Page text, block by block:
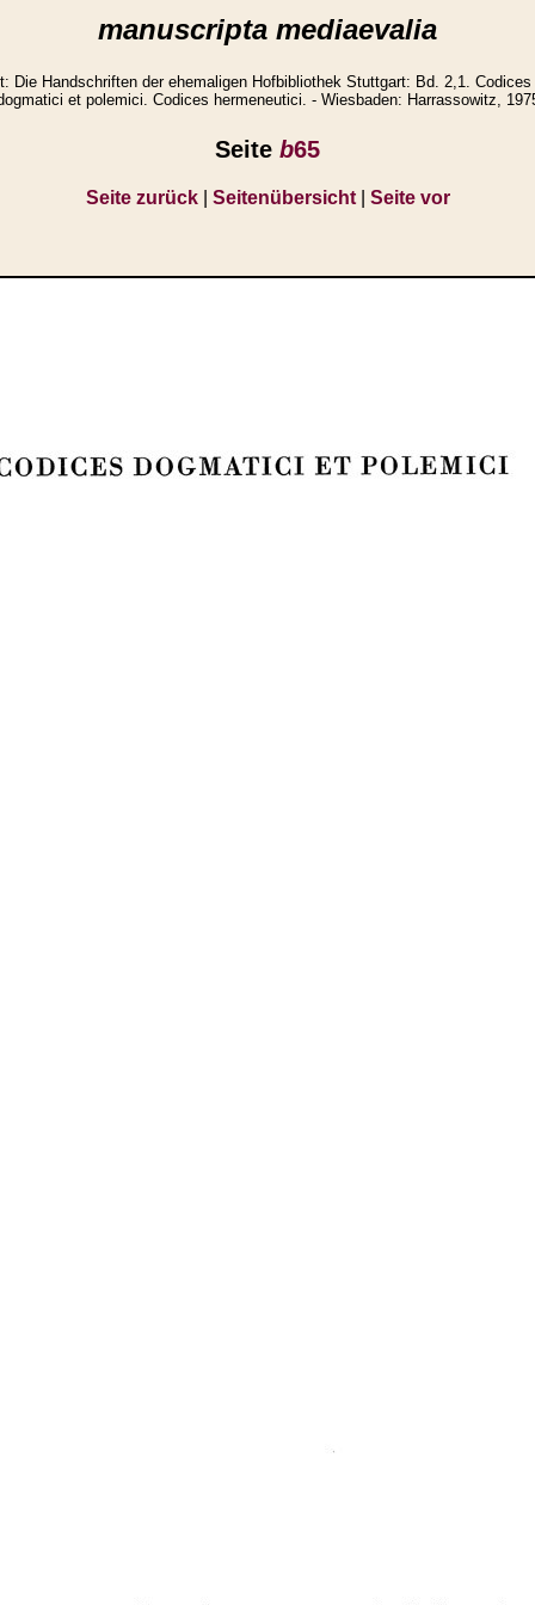
manuscripta mediaevalia
Die Handschriften der ehemaligen Hofbibliothek Stuttgart: Bd. 2,1.
et polemici. Codices hermeneutici. - Wiesbaden: Harrassowitz,
Seite b65
Seite zurück| Seitenübersicht| Seite vor